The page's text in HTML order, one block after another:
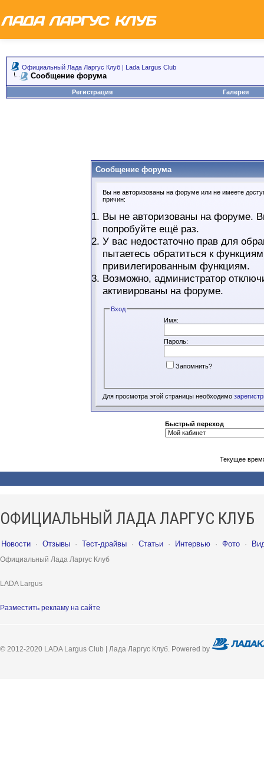
Официальный Лада Ларгус Клуб | Lada Largus Club
Сообщение форума
Регистрация Галерея
Сообщение форума
Вы не авторизованы на форуме или не имеете
причин:
Вы не авторизованы на форуме.
попробуйте ещё раз.
У вас недостаточно прав для
пытаетесь обратиться к
привилегированным функциям.
Возможно, администратор
активированы на форуме.
Вход
Имя:
Пароль:
Запомнить?
Для просмотра этой страницы необходимо
Быстрый переход
Текущее
ОФИЦИАЛЬНЫЙ ЛАДА ЛАРГУС КЛУБ
Новости · Отзывы · Тест-драйвы · Статьи · Интервью · Фото ·
Официальный Лада Ларгус Клуб
LADA Largus
Разместить рекламу на сайте
© 2012-2020 LADA Largus Club | Лада Ларгус Клуб. Powered by